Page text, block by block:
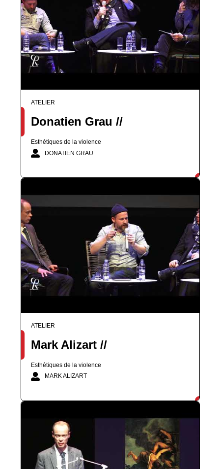
ATELIER
Donatien Grau //
Esthétiques de la violence
DONATIEN GRAU
ATELIER
Mark Alizart //
Esthétiques de la violence
MARK ALIZART